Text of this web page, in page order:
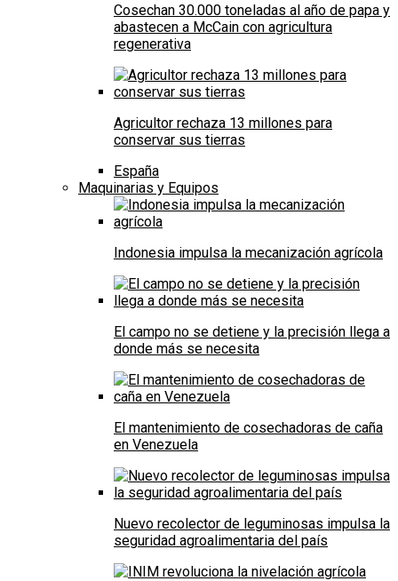
Cosechan 30.000 toneladas al año de papa y
abastecen a McCain con agricultura
regenerativa
Agricultor rechaza 13 millones para
conservar sus tierras
España
Maquinarias y Equipos
Indonesia impulsa la mecanización agrícola
El campo no se detiene y la precisión llega a
donde más se necesita
El mantenimiento de cosechadoras de caña
en Venezuela
Nuevo recolector de leguminosas impulsa la
seguridad agroalimentaria del país